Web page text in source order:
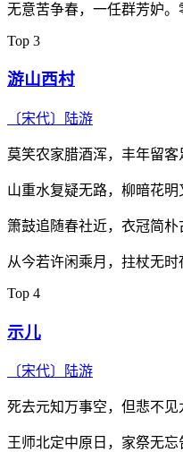
无意苦争春，一任群芳妒。
Top 3
游山西村
〔宋代〕 陆游
莫笑农家腊酒浑，丰年留客
山重水复疑无路，柳暗花明
箫鼓追随春社近，衣冠简朴
从今若许闲乘月，拄杖无时
Top 4
示儿
〔宋代〕 陆游
死去元知万事空，但悲不见
王师北定中原日，家祭无忘